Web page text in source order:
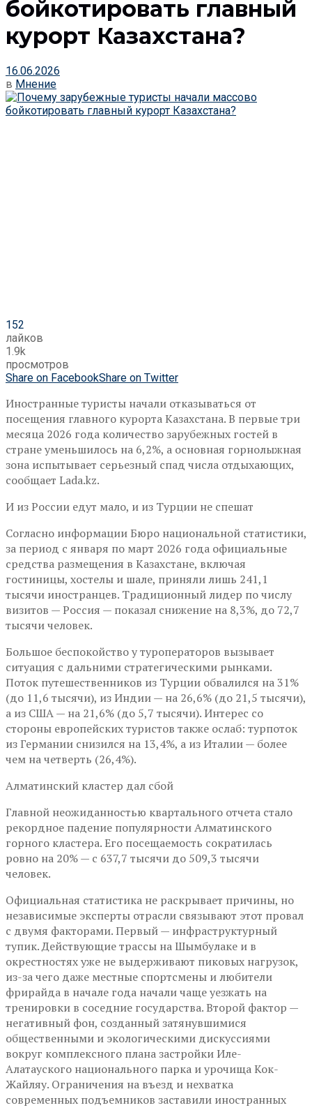
бойкотировать главный
курорт Казахстана?
16.06.2026
в Мнение
152
лайков
1.9k
просмотров
Share on FacebookShare on Twitter
Иностранные туристы начали отказываться от
посещения главного курорта Казахстана. В первые три
месяца 2026 года количество зарубежных гостей в
стране уменьшилось на 6,2%, а основная горнолыжная
зона испытывает серьезный спад числа отдыхающих,
сообщает Lada.kz.
И из России едут мало, и из Турции не спешат
Согласно информации Бюро национальной статистики,
за период с января по март 2026 года официальные
средства размещения в Казахстане, включая
гостиницы, хостелы и шале, приняли лишь 241,1
тысячи иностранцев. Традиционный лидер по числу
визитов — Россия — показал снижение на 8,3%, до 72,7
тысячи человек.
Большое беспокойство у туроператоров вызывает
ситуация с дальними стратегическими рынками.
Поток путешественников из Турции обвалился на 31%
(до 11,6 тысячи), из Индии — на 26,6% (до 21,5 тысячи),
а из США — на 21,6% (до 5,7 тысячи). Интерес со
стороны европейских туристов также ослаб: турпоток
из Германии снизился на 13,4%, а из Италии — более
чем на четверть (26,4%).
Алматинский кластер дал сбой
Главной неожиданностью квартального отчета стало
рекордное падение популярности Алматинского
горного кластера. Его посещаемость сократилась
ровно на 20% — с 637,7 тысячи до 509,3 тысячи
человек.
Официальная статистика не раскрывает причины, но
независимые эксперты отрасли связывают этот провал
с двумя факторами. Первый — инфраструктурный
тупик. Действующие трассы на Шымбулаке и в
окрестностях уже не выдерживают пиковых нагрузок,
из-за чего даже местные спортсмены и любители
фрирайда в начале года начали чаще уезжать на
тренировки в соседние государства. Второй фактор —
негативный фон, созданный затянувшимися
общественными и экологическими дискуссиями
вокруг комплексного плана застройки Иле-
Алатауского национального парка и урочища Кок-
Жайляу. Ограничения на въезд и нехватка
современных подъемников заставили иностранных